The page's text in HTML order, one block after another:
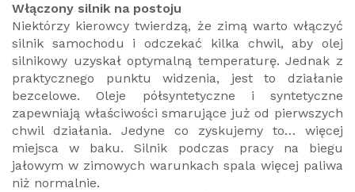
Włączony silnik na postoju
Niektórzy kierowcy twierdzą, że zimą warto włączyć
silnik samochodu i odczekać kilka chwil, aby olej
silnikowy uzyskał optymalną temperaturę. Jednak z
praktycznego punktu widzenia, jest to działanie
bezcelowe. Oleje półsyntetyczne i syntetyczne
zapewniają właściwości smarujące już od pierwszych
chwil działania. Jedyne co zyskujemy to… więcej
miejsca w baku. Silnik podczas pracy na biegu
jałowym w zimowych warunkach spala więcej paliwa
niż normalnie.